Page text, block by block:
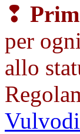
❢
per
allo